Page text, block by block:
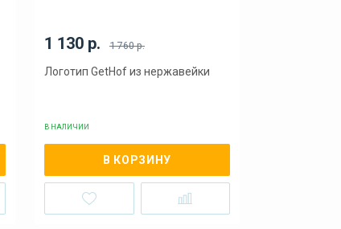
1 130 р. 1 760 р.
Логотип GetHof из нержавейки
В НАЛИЧИИ
В КОРЗИНУ